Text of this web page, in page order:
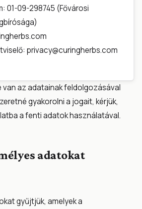
01-09-298745 (Fővárosi
privacy@curingherbs.com
van az adatainak feldolgozásával
gyakorolni a jogait, kérjük,
a fenti adatok használatával.
adatokat
gyűjtjük, amelyek a